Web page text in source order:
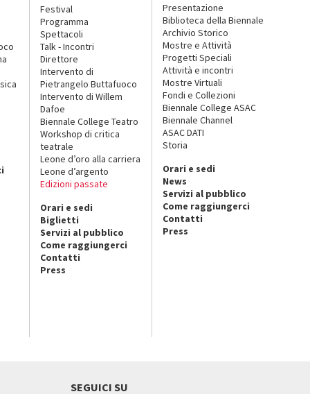
Festival
Programma
Spettacoli
Talk - Incontri
Direttore
Intervento di
Pietrangelo Buttafuoco
Intervento di Willem
Dafoe
Biennale College Teatro
Workshop di critica
teatrale
Leone d’oro alla carriera
Leone d’argento
Edizioni passate
Orari e sedi
Biglietti
Servizi al pubblico
Come raggiungerci
Contatti
Press
Presentazione
Biblioteca della Biennale
Archivio Storico
Mostre e Attività
Progetti Speciali
Attività e incontri
Mostre Virtuali
Fondi e Collezioni
Biennale College ASAC
Biennale Channel
ASAC DATI
Storia
Orari e sedi
News
Servizi al pubblico
Come raggiungerci
Contatti
Press
SEGUICI SU